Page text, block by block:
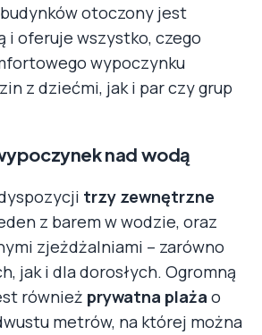
otoczony jest
i oferuje wszystko, czego
wypoczynku
z dziećmi, jak i par czy grup
nad wodą
trzy zewnętrzne
z barem w wodzie, oraz
zjeżdżalniami – zarówno
jak i dla dorosłych. Ogromną
również prywatna plaża o
metrów, na której można